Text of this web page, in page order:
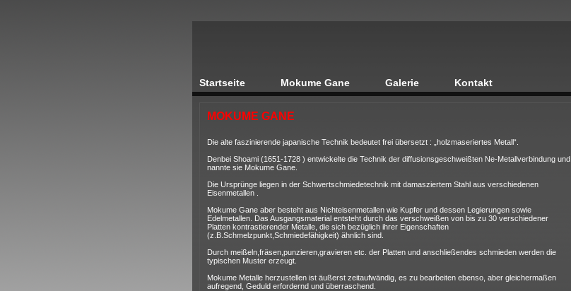
Startseite Mokume Gane Galerie Kontakt
MOKUME GANE
Die alte faszinierende japanische Technik bedeutet frei übersetzt : „holzmaseriertes Metall“.
Denbei Shoami (1651-1728 ) entwickelte die Technik der diffusionsgeschweißten Ne-Metallverbindung und
nannte sie Mokume Gane.
Die Ursprünge liegen in der Schwertschmiedetechnik mit damasziertem Stahl aus verschiedenen
Eisenmetallen .
Mokume Gane aber besteht aus Nichteisenmetallen wie Kupfer und dessen Legierungen sowie
Edelmetallen. Das Ausgangsmaterial entsteht durch das verschweißen von bis zu 30 verschiedener
Platten kontrastierender Metalle, die sich bezüglich ihrer Eigenschaften
(z.B.Schmelzpunkt,Schmiedefähigkeit) ähnlich sind.
Durch meißeln,fräsen,punzieren,gravieren etc. der Platten und anschließendes schmieden werden die
typischen Muster erzeugt.
Mokume Metalle herzustellen ist äußerst zeitaufwändig, es zu bearbeiten ebenso, aber gleichermaßen
aufregend, Geduld erfordernd und überraschend.